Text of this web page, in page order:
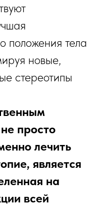
положения тела
новые,
стереотипы
просто
лечить
является
на
всей